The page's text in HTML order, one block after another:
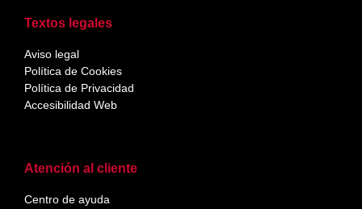
Atención al cliente
Centro de ayuda
Textos legales
Aviso legal
Política de Cookies
Política de Privacidad
Accesibilidad Web